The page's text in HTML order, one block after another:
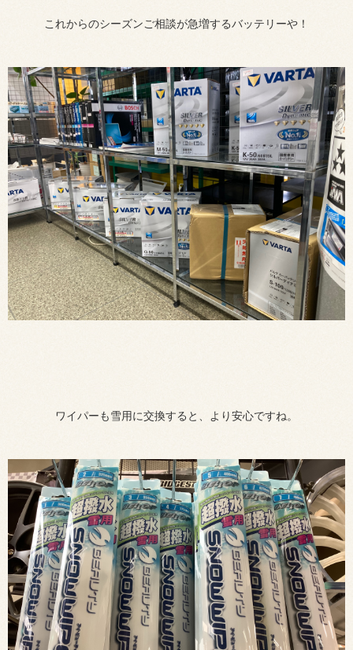
これからのシーズンご相談が急増するバッテリーや！
ワイパーも雪用に交換すると、より安心ですね。